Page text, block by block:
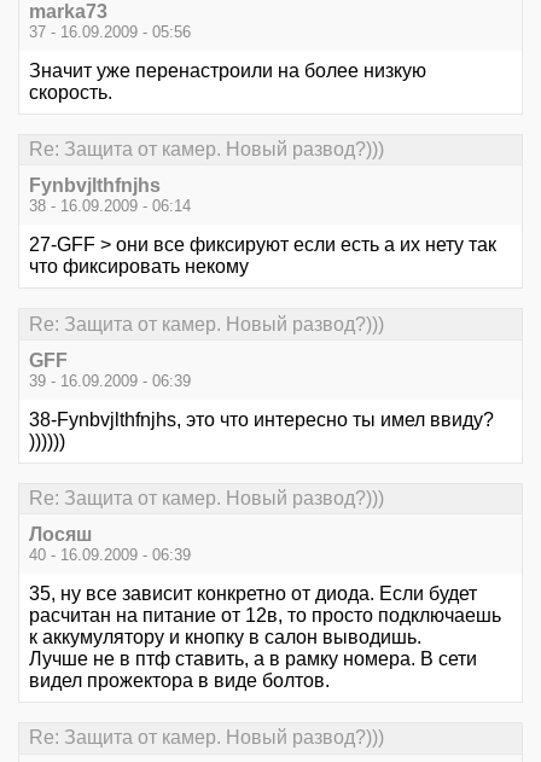
marka73
37 - 16.09.2009 - 05:56
Значит уже перенастроили на более низкую
скорость.
Re: Защита от камер. Новый развод?)))
Fynbvjlthfnjhs
38 - 16.09.2009 - 06:14
27-GFF > они все фиксируют если есть а их нету так
что фиксировать некому
Re: Защита от камер. Новый развод?)))
GFF
39 - 16.09.2009 - 06:39
38-Fynbvjlthfnjhs, это что интересно ты имел ввиду?
))))))
Re: Защита от камер. Новый развод?)))
Лосяш
40 - 16.09.2009 - 06:39
35, ну все зависит конкретно от диода. Если будет
расчитан на питание от 12в, то просто подключаешь
к аккумулятору и кнопку в салон выводишь.
Лучше не в птф ставить, а в рамку номера. В сети
видел прожектора в виде болтов.
Re: Защита от камер. Новый развод?)))